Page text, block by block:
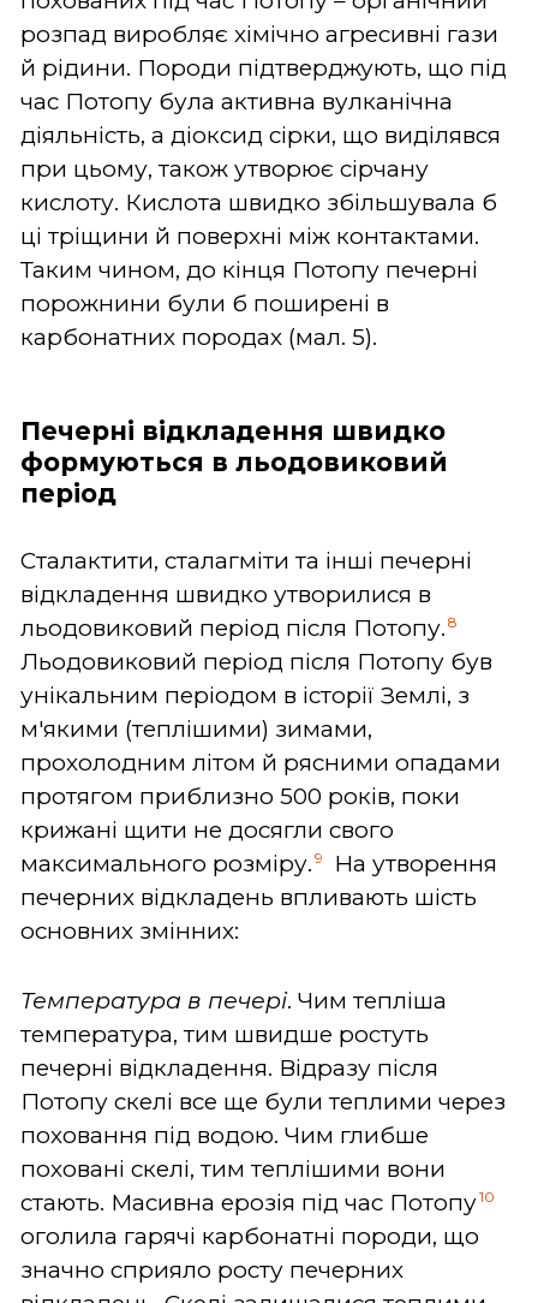
розпад виробляє хімічно агресивні гази
й рідини. Породи підтверджують, що під
час Потопу була активна вулканічна
діяльність, а діоксид сірки, що виділявся
при цьому, також утворює сірчану
кислоту. Кислота швидко збільшувала б
ці тріщини й поверхні між контактами.
Таким чином, до кінця Потопу печерні
порожнини були б поширені в
карбонатних породах (мал. 5).
Печерні відкладення швидко
формуються в льодовиковий
період
Сталактити, сталагміти та інші печерні
відкладення швидко утворилися в
льодовиковий період після Потопу. 8
Льодовиковий період після Потопу був
унікальним періодом в історії Землі, з
м'якими (теплішими) зимами,
прохолодним літом й рясними опадами
протягом приблизно 500 років, поки
крижані щити не досягли свого
максимального розміру. 9
На утворення
печерних відкладень впливають шість
основних змінних:
Температура в печері. Чим тепліша
температура, тим швидше ростуть
печерні відкладення. Відразу після
Потопу скелі все ще були теплими через
поховання під водою. Чим глибше
поховані скелі, тим теплішими вони
стають. Масивна ерозія під час Потопу10
оголила гарячі карбонатні породи, що
значно сприяло росту печерних